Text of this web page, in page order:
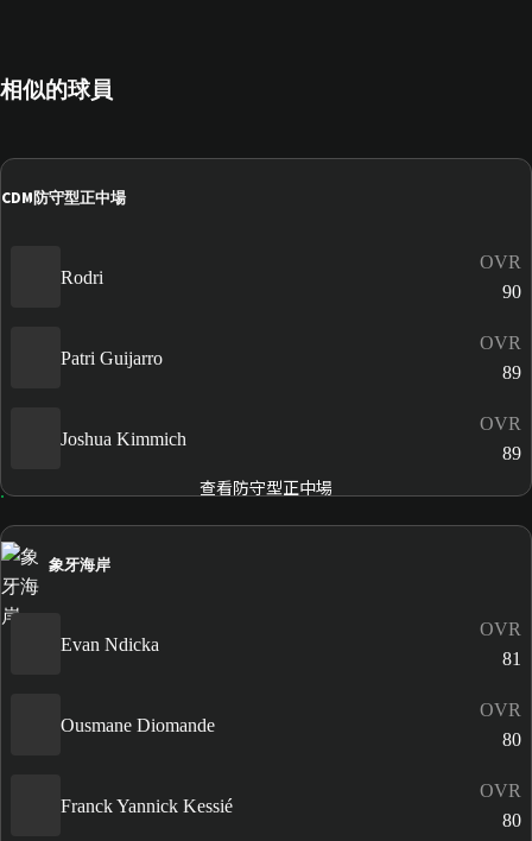
相似的球員
CDM 防守型正中場
Rodri
OVR
90
Patri Guijarro
OVR
89
Joshua Kimmich
OVR
89
查看防守型正中場
象牙海岸
Evan Ndicka
OVR
81
Ousmane Diomande
OVR
80
Franck Yannick Kessié
OVR
80